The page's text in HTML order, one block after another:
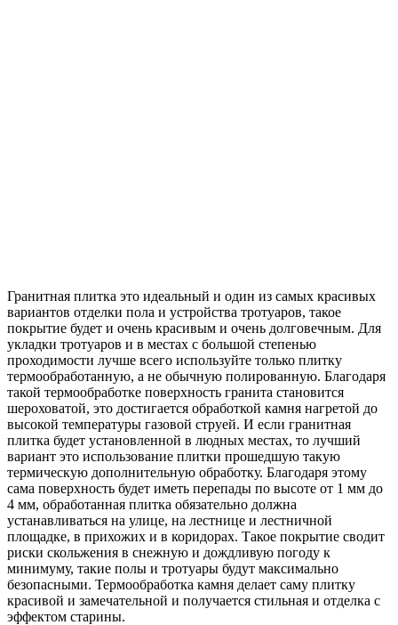
Гранитная плитка это идеальный и один из самых красивых
вариантов отделки пола и устройства тротуаров, такое
покрытие будет и очень красивым и очень долговечным. Для
укладки тротуаров и в местах с большой степенью
проходимости лучше всего используйте только плитку
термообработанную, а не обычную полированную. Благодаря
такой термообработке поверхность гранита становится
шероховатой, это достигается обработкой камня нагретой до
высокой температуры газовой струей. И если гранитная
плитка будет установленной в людных местах, то лучший
вариант это использование плитки прошедшую такую
термическую дополнительную обработку. Благодаря этому
сама поверхность будет иметь перепады по высоте от 1 мм до
4 мм, обработанная плитка обязательно должна
устанавливаться на улице, на лестнице и лестничной
площадке, в прихожих и в коридорах. Такое покрытие сводит
риски скольжения в снежную и дождливую погоду к
минимуму, такие полы и тротуары будут максимально
безопасными. Термообработка камня делает саму плитку
красивой и замечательной и получается стильная и отделка с
эффектом старины.